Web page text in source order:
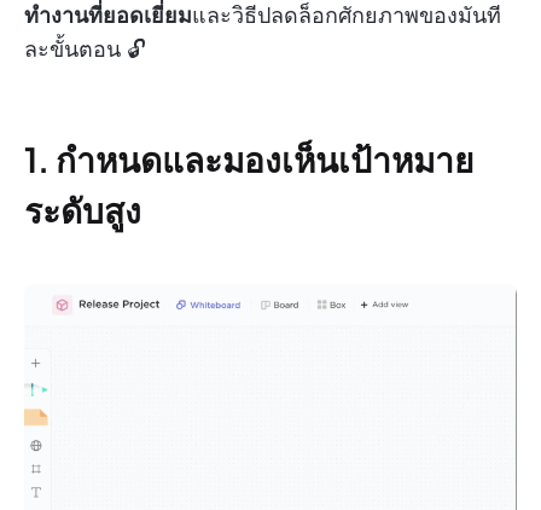
ทำงานที่ยอดเยี่ยมและวิธีปลดล็อกศักยภาพของมันที
ละขั้นตอน 🔓
1. กำหนดและมองเห็นเป้าหมาย
ระดับสูง